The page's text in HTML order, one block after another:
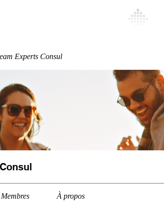
Experts Consul
Membres À propos